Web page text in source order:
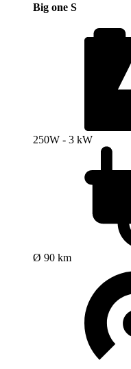
Big one S
250W - 3 kW
Ø 90 km